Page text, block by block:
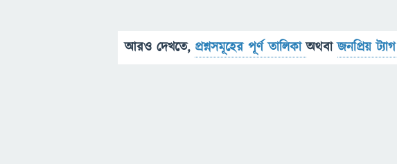
আরও দেখতে, প্রশ্নসমূহের পূর্ণ তালিকাঅথবাজনপ্রিয় ট্যাগ